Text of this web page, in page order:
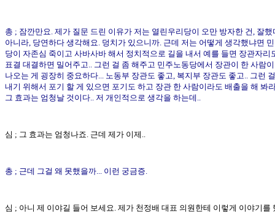
총 ; 잠깐만요. 제가 질문 드린 이유가 저는 열린우리당이 오만 방자한 건, 잘했
아니라, 당연하다 생각해요. 덩치가 있으니까. 근데 저는 어떻게 생각했냐면
당이 자존심 죽이고 사바사바 해서 정치적으로 길을 내서 예를 들면 장관자리
표결 대결하면 밀어주고.. 그런 걸 좀 해주고 민주노동당에서 장관이 한 사람
나오는 게 굉장히 중요하다... 노동부 장관도 좋고, 복지부 장관도 좋고.. 그런
내기 위해서 포기 할 게 있으면 포기도 하고 장관 한 사람이라도 배출을 해 봐
그 효과는 엄청날 것이다.. 저 개인적으로 생각을 하는데..
심 ; 그 효과는 엄청나죠. 근데 제가 이제..
총 ; 근데 그걸 왜 못했을까... 이런 궁금증.
심 ; 아니 제 이야길 들어 보세요. 제가 천정배 대표 의원한테 이렇게 이야기를